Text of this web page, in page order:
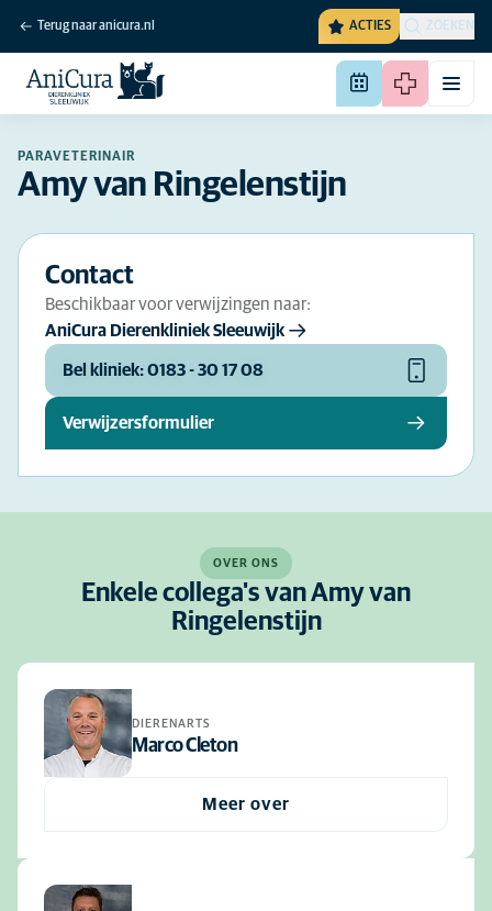
Terug naar anicura.nl ACTIES ZOEKEN
PARAVETERINAIR
Amy van Ringelenstijn
Contact
Beschikbaar voor verwijzingen naar:
AniCura Dierenkliniek Sleeuwijk
Bel kliniek: 0183 - 30 17 08
Verwijzersformulier
OVER ONS
Enkele collega's van Amy van
Ringelenstijn
DIERENARTS
Marco Cleton
Meer over